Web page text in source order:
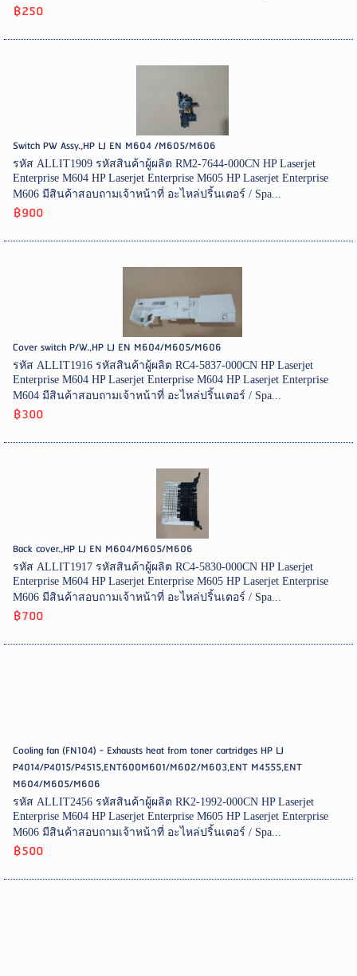
฿250
Switch PW Assy.,HP LJ EN M604 /M605/M606
รหัส ALLIT1909 รหัสสินค้าผู้ผลิต RM2-7644-000CN HP Laserjet
Enterprise M604 HP Laserjet Enterprise M605 HP Laserjet Enterprise
M606 มีสินค้าสอบถามเจ้าหน้าที่ อะไหล่ปริ้นเตอร์ / Spa...
฿900
Cover switch P/W.,HP LJ EN M604/M605/M606
รหัส ALLIT1916 รหัสสินค้าผู้ผลิต RC4-5837-000CN HP Laserjet
Enterprise M604 HP Laserjet Enterprise M604 HP Laserjet Enterprise
M604 มีสินค้าสอบถามเจ้าหน้าที่ อะไหล่ปริ้นเตอร์ / Spa...
฿300
Back cover.,HP LJ EN M604/M605/M606
รหัส ALLIT1917 รหัสสินค้าผู้ผลิต RC4-5830-000CN HP Laserjet
Enterprise M604 HP Laserjet Enterprise M605 HP Laserjet Enterprise
M606 มีสินค้าสอบถามเจ้าหน้าที่ อะไหล่ปริ้นเตอร์ / Spa...
฿700
Cooling fan (FN104) - Exhausts heat from toner cartridges HP LJ
P4014/P4015/P4515,ENT600M601/M602/M603,ENT M4555,ENT
M604/M605/M606
รหัส ALLIT2456 รหัสสินค้าผู้ผลิต RK2-1992-000CN HP Laserjet
Enterprise M604 HP Laserjet Enterprise M605 HP Laserjet Enterprise
M606 มีสินค้าสอบถามเจ้าหน้าที่ อะไหล่ปริ้นเตอร์ / Spa...
฿500